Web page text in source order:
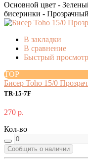
Основной цвет -
бисеринки -
В закладки
В сравнение
Быстрый просмотр
TOP
Бисер Toho 15/0
TR-15-7F
270 р.
Кол-во
Сообщить о наличии